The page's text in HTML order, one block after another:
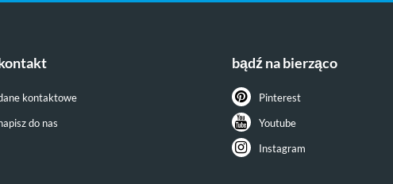
kontaktowe
do nas
bądź na bierząco
Pinterest
Youtube
Instagram